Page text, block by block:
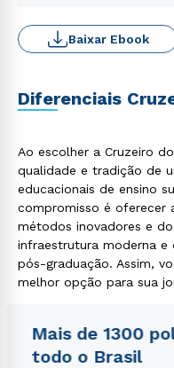
Baixar Ebook
Diferenciais
Ao escolher a Cruzeiro
qualidade e tradição de
educacionais de ensino
compromisso é oferecer
métodos inovadores e
infraestrutura moderna e
pós-graduação. Assim,
melhor opção para sua
Mais de 1300
todo o Brasil